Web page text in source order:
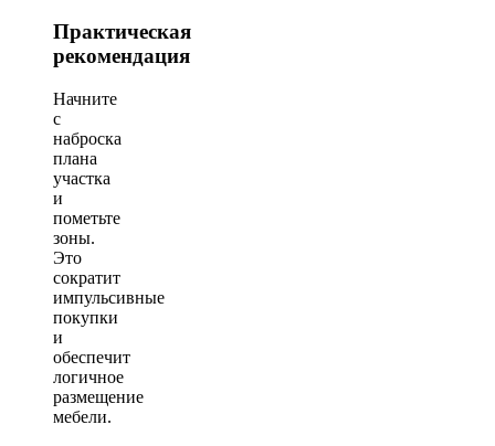
Практическая
рекомендация
Начните
с
наброска
плана
участка
и
пометьте
зоны.
Это
сократит
импульсивные
покупки
и
обеспечит
логичное
размещение
мебели.